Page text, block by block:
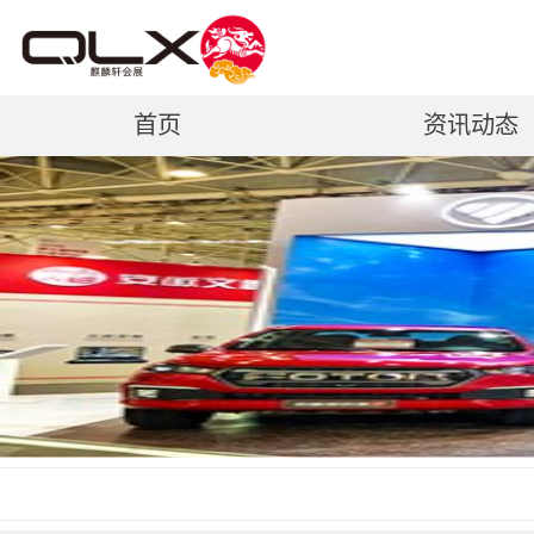
首页 资讯动态
联系我们